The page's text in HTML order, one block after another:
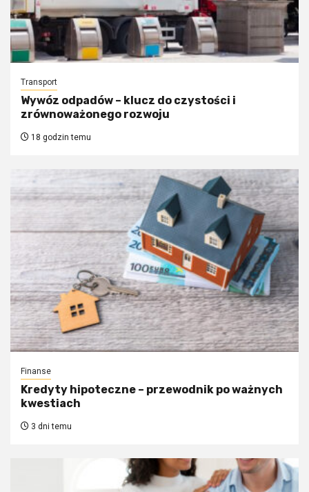
Transport
Wywóz odpadów – klucz do czystości i
zrównoważonego rozwoju
18 godzin temu
Finanse
Kredyty hipoteczne – przewodnik po ważnych
kwestiach
3 dni temu